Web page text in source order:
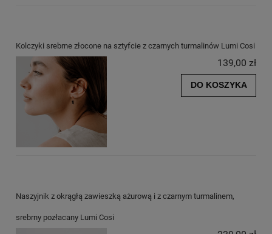
Kolczyki srebrne złocone na sztyfcie z czarnych turmalinów Lumi Cosi
139,00 zł
DO KOSZYKA
Naszyjnik z okrągłą zawieszką ażurową i z czarnym turmalinem,
srebrny pozłacany Lumi Cosi